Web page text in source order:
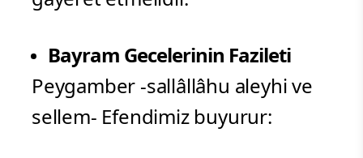
Bayram Gecelerinin Fazileti
Peygamber -sallâllâhu aleyhi ve
sellem- Efendimiz buyurur: